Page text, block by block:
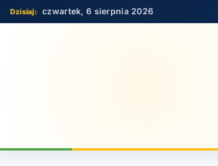
Skip
to
czwartek, 6 sierpnia 2026